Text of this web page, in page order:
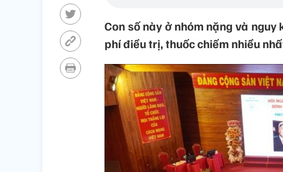
Con số này ở nhóm nặng và
phí điều trị, thuốc chiếm nhiều